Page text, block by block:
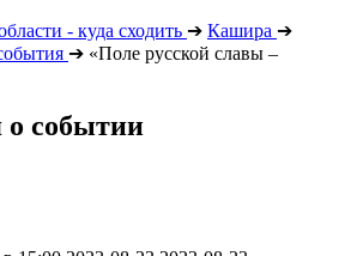
- куда сходить ➔ Кашира ➔
➔ «Поле русской славы –
событии